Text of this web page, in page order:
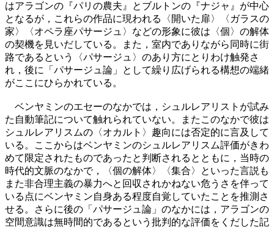
はアラゴンの『パリの農夫』とブルトンの『ナジャ』が中心
となるが，これらの作品に現われる〈開いた扉〉〈ガラスの
家〉〈オペラ座パサージュ〉などの形象に彼は〈個〉の解体
の契機を見いだしている。また，室内でありながら同時に街
路であるという〈パサージュ〉のあり方にとりわけ触発さ
れ，後に「パサージュ論」として繰り広げられる構想の端緒
がここにひらかれている。
ベンヤミンのエセーのなかでは，シュルレアリストが試み
た自動筆記について触れられていない。またこのなかで彼は
シュルレアリスムの〈オカルト〉趣向には否定的に言及して
いる。ここからはベンヤミンのシュルレアリスム評価がきわ
めて限定されたものであったと判断されるとともに，当時の
時代的文脈のなかで，〈個の解体〉〈集合〉といった言説も
また非合理主義の暴力へと回収されかねない危うさを伴って
いる点にベンヤミン自身ある程度自覚していたことを推測さ
せる。さらに後の「パサージュ論」のなかには，アラゴンの
空間意識は無時間的であるという批判的な評価をくだした記